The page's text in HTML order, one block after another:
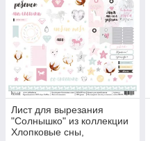
Лист для вырезания
"Солнышко" из коллекции
Хлопковые сны,